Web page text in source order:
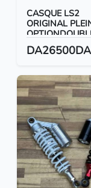
CASQUE LS2
ORIGINAL
DA26500DA